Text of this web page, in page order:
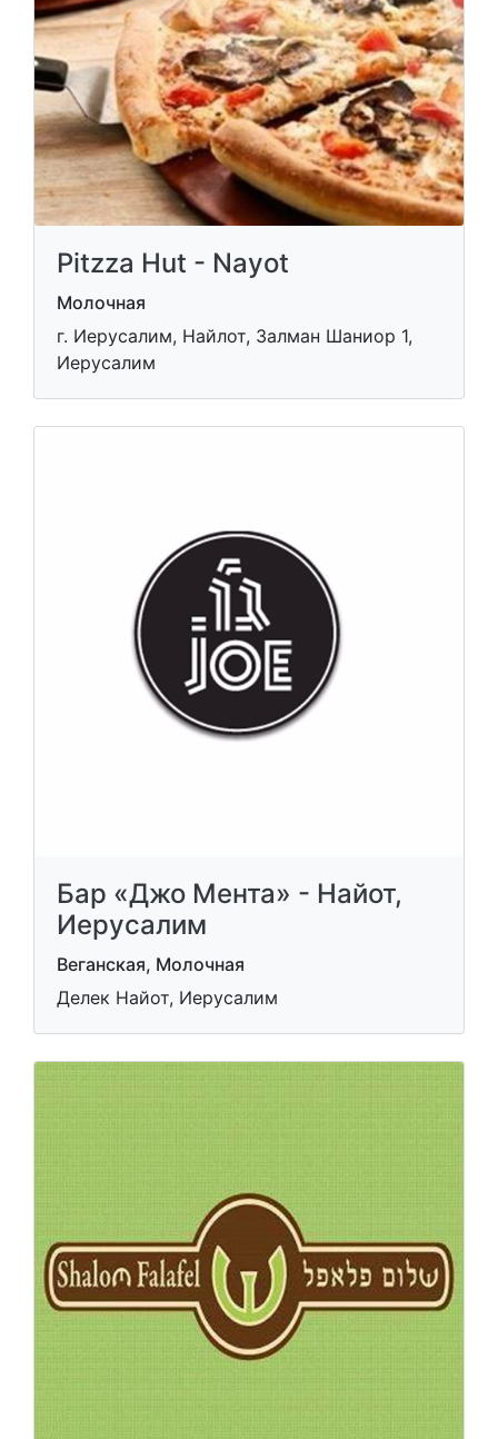
Pitzza Hut - Nayot
Молочная
г. Иерусалим, Найлот, Залман Шаниор 1,
Иерусалим
Бар «Джо Мента» - Найот,
Иерусалим
Веганская, Молочная
Делек Найот, Иерусалим